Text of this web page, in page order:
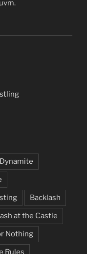
Backlash
at the Castle
Nothing
Rules